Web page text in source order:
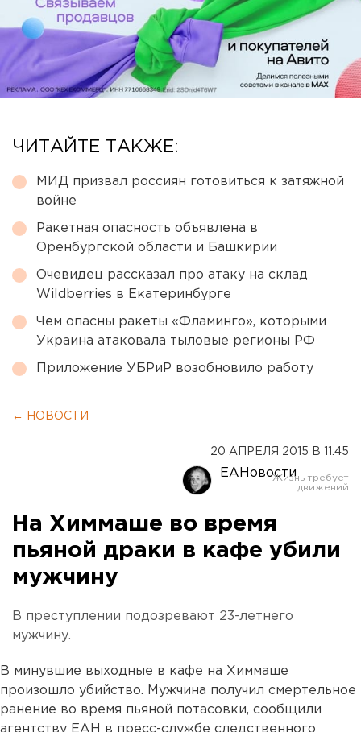
ЧИТАЙТЕ ТАКЖЕ:
МИД призвал россиян готовиться к затяжной
войне
Ракетная опасность объявлена в
Оренбургской области и Башкирии
Очевидец рассказал про атаку на склад
Wildberries в Екатеринбурге
Чем опасны ракеты «Фламинго», которыми
Украина атаковала тыловые регионы РФ
Приложение УБРиР возобновило работу
← НОВОСТИ
20 АПРЕЛЯ 2015 В 11:45
ЕАНовости
На Химмаше во время
пьяной драки в кафе убили
мужчину
В преступлении подозревают 23-летнего
мужчину.
В минувшие выходные в кафе на Химмаше
произошло убийство. Мужчина получил смертельное
ранение во время пьяной потасовки, сообщили
агентству ЕАН в пресс-службе следственного